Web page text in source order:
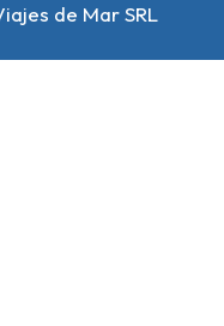
de Mar SRL